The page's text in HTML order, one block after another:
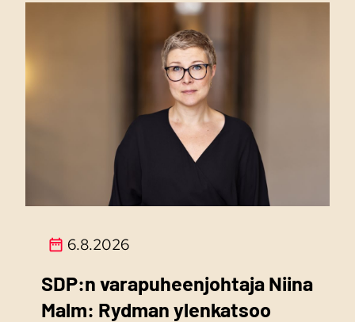
6.8.2026
SDP:n varapuheenjohtaja Niina
Malm: Rydman ylenkatsoo